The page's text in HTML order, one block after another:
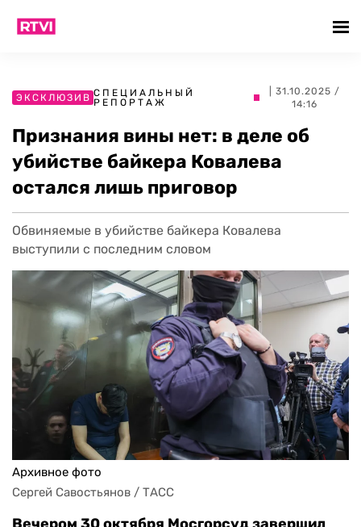
ЭКСКЛЮЗИВ СПЕЦИАЛЬНЫЙ
РЕПОРТАЖ
| 31.10.2025 /
14:16
Признания вины нет: в деле об
убийстве байкера Ковалева
остался лишь приговор
Обвиняемые в убийстве байкера Ковалева
выступили с последним словом
Архивное фото
Сергей Савостьянов / ТАСС